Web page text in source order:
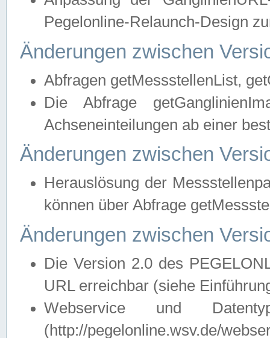
Pegelonline-Relaunch-Design
Änderungen zwischen
Abfragen getMessstellenList,
Die Abfrage
Achseneinteilungen ab einer
Änderungen zwischen
Herauslösung der
können über Abfrage
Änderungen zwischen
Die Version 2.0 des
URL erreichbar (siehe
Webservice und
(http://pegelonline.wsv.de/